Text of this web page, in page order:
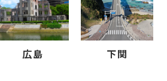
広島 下関